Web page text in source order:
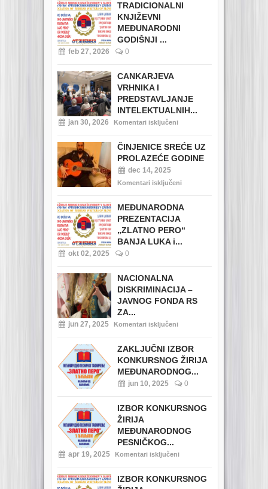
TRADICIONALNI
KNJIŽEVNI
MEĐUNARODNI
GODIŠNJI ...
feb 27, 2026 0
CANKARJEVA
VRHNIKA I
PREDSTAVLJANJE
INTELEKTUALNIH...
jan 30, 2026 Komentari isključeni
ČINJENICE SREĆE UZ
PROLAZEĆE GODINE
dec 14, 2025
Komentari isključeni
MEĐUNARODNA
PREZENTACIJA
„ZLATNO PERO“
BANJA LUKA i...
okt 02, 2025 0
NACIONALNA
DISKRIMINACIJA –
JAVNOG FONDA RS
ZA...
jun 27, 2025 Komentari isključeni
ZAKLJUČNI IZBOR
KONKURSNOG ŽIRIJA
MEĐUNARODNOG...
jun 10, 2025 0
IZBOR KONKURSNOG
ŽIRIJA
MEĐUNARODNOG
PESNIČKOG...
apr 19, 2025 Komentari isključeni
IZBOR KONKURSNOG